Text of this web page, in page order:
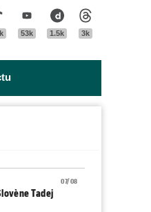
Tik Tok Youtube
53k
Dailymotion
1.5k 3k
07/08
Tadej